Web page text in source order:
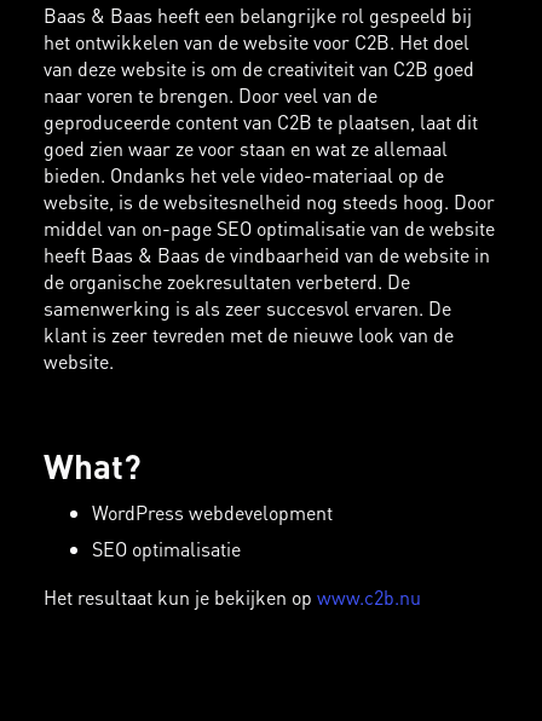
Baas & Baas heeft een belangrijke rol gespeeld bij
het ontwikkelen van de website voor C2B. Het doel
van deze website is om de creativiteit van C2B goed
naar voren te brengen. Door veel van de
geproduceerde content van C2B te plaatsen, laat dit
goed zien waar ze voor staan en wat ze allemaal
bieden. Ondanks het vele video-materiaal op de
website, is de websitesnelheid nog steeds hoog. Door
middel van on-page SEO optimalisatie van de website
heeft Baas & Baas de vindbaarheid van de website in
de organische zoekresultaten verbeterd. De
samenwerking is als zeer succesvol ervaren. De
klant is zeer tevreden met de nieuwe look van de
website.
What?
WordPress webdevelopment
SEO optimalisatie
Het resultaat kun je bekijken op www.c2b.nu